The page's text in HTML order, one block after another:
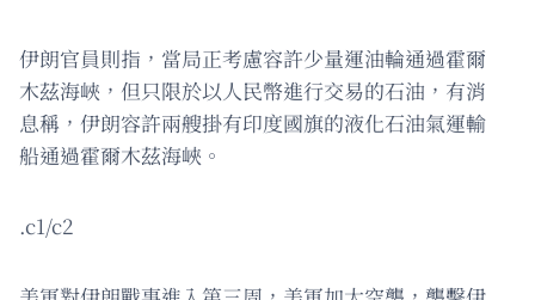
伊朗官員則指，當局正考慮容許少量運油輪通過霍爾
木茲海峽，但只限於以人民幣進行交易的石油，有消
息稱，伊朗容許兩艘掛有印度國旗的液化石油氣運輸
船通過霍爾木茲海峽。
.c1/c2